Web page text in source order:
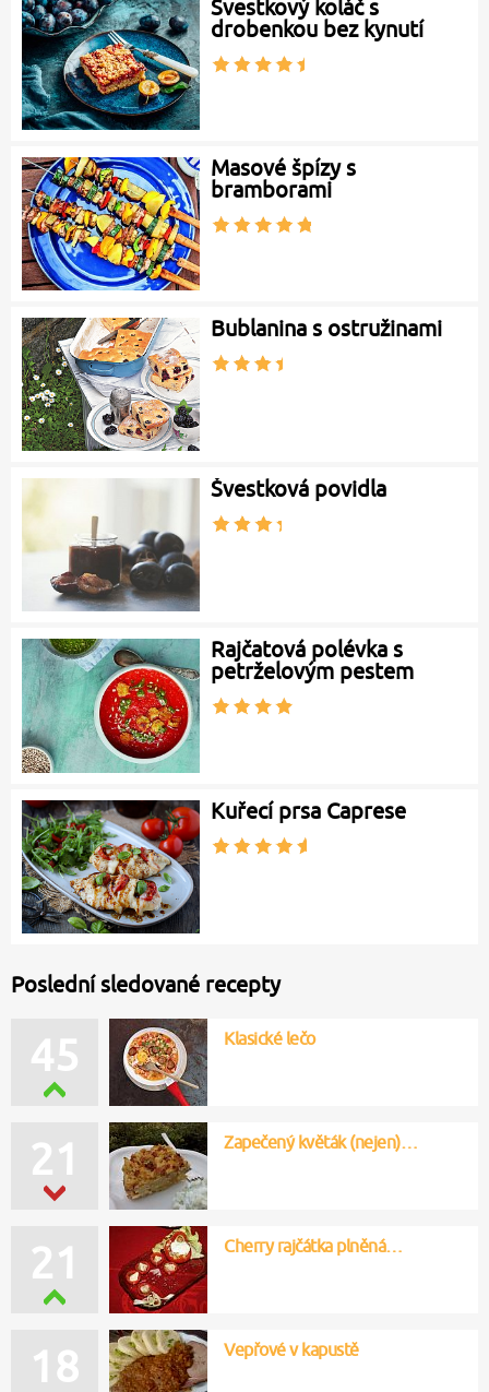
Švestkový koláč s
drobenkou bez kynutí
Masové špízy s
bramborami
Bublanina s ostružinami
Švestková povidla
Rajčatová polévka s
petrželovým pestem
Kuřecí prsa Caprese
Poslední sledované recepty
45 Klasické lečo
21 Zapečený květák (nejen)…
21 Cherry rajčátka plněná…
18 Vepřové v kapustě